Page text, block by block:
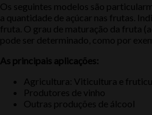
Os seguintes modelos são
a quantidade de açúcar nas frutas.
fruta. O grau de maturação da fruta
pode ser determinado, como por
As principais aplicações:
Agricultura: Viticultura e
Produtores de vinho
Outras produções de álcool